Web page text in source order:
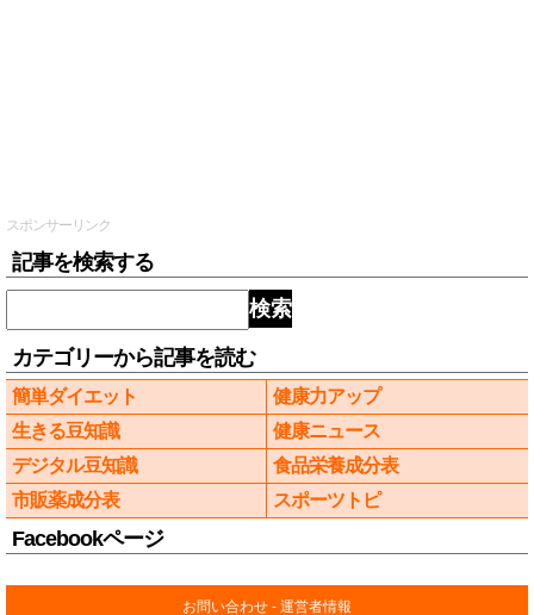
スポンサーリンク
記事を検索する
検索
カテゴリーから記事を読む
簡単ダイエット
健康力アップ
生きる豆知識
健康ニュース
デジタル豆知識
食品栄養成分表
市販薬成分表
スポーツトピ
Facebookページ
お問い合わせ - 運営者情報